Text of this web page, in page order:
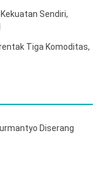
Sendiri,
Tiga Komoditas,
Diserang